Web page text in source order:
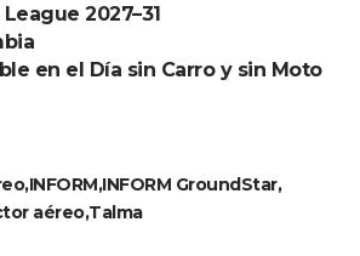
2027–31
en el Día sin Carro y sin Moto
INFORM INFORM GroundStar
aéreoTalma